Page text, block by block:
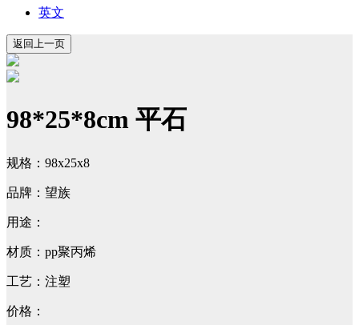
英文
98*25*8cm 平石
规格：98x25x8
品牌：望族
用途：
材质：pp聚丙烯
工艺：注塑
价格：